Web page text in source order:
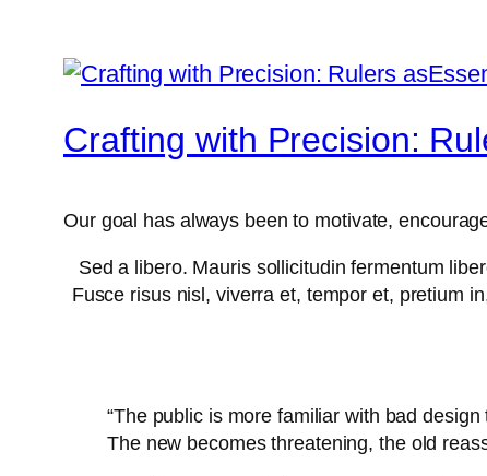
Crafting with Precision:
Our goal has always been to motivate,
Sed a libero. Mauris sollicitudin fermentum
Fusce risus nisl, viverra et, tempor et, pretium
“The public is more familiar with bad
The new becomes threatening, the old